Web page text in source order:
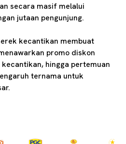
secara masif melalui
jutaan pengunjung.
kecantikan membuat
promo diskon
kecantikan, hingga pertemuan
ternama untuk